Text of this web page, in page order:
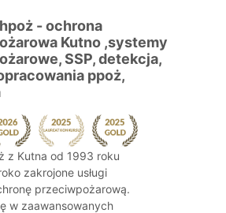
- ochrona
Kutno ,systemy
SSP, detekcja,
ppoż,
z Kutna od 1993 roku
zakrojone usługi
przeciwpożarową.
w zaawansowanych